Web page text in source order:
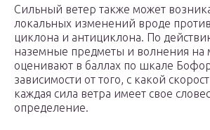
Сильный ветер также может
локальных изменений вроде
циклона и антициклона. По
наземные предметы и волнения на
оценивают в баллах по шкале
зависимости от того, с какой
каждая сила ветра имеет свое
определение.